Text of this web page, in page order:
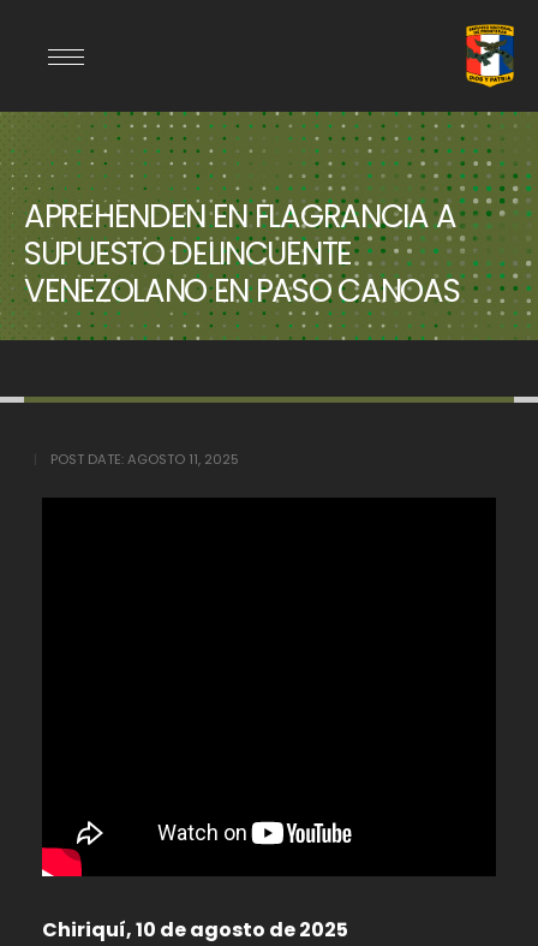
APREHENDEN EN FLAGRANCIA A
SUPUESTO DELINCUENTE
VENEZOLANO EN PASO CANOAS
POST DATE:AGOSTO 11, 2025
Chiriquí, 10 de agosto de 2025